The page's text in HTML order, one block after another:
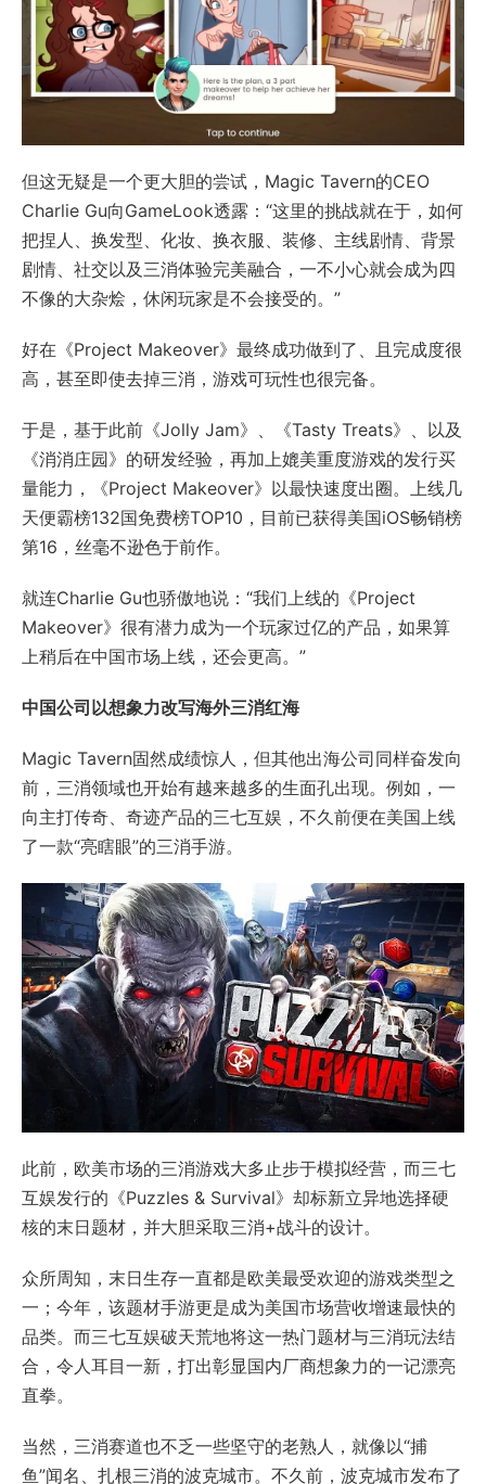
但这无疑是一个更大胆的尝试，Magic Tavern的CEO
Charlie Gu向GameLook透露：“这里的挑战就在于，如何
把捏人、换发型、化妆、换衣服、装修、主线剧情、背景
剧情、社交以及三消体验完美融合，一不小心就会成为四
不像的大杂烩，休闲玩家是不会接受的。”
好在《Project Makeover》最终成功做到了、且完成度很
高，甚至即使去掉三消，游戏可玩性也很完备。
于是，基于此前《Jolly Jam》、《Tasty Treats》、以及
《消消庄园》的研发经验，再加上媲美重度游戏的发行买
量能力，《Project Makeover》以最快速度出圈。上线几
天便霸榜132国免费榜TOP10，目前已获得美国iOS畅销榜
第16，丝毫不逊色于前作。
就连Charlie Gu也骄傲地说：“我们上线的《Project
Makeover》很有潜力成为一个玩家过亿的产品，如果算
上稍后在中国市场上线，还会更高。”
中国公司以想象力改写海外三消红海
Magic Tavern固然成绩惊人，但其他出海公司同样奋发向
前，三消领域也开始有越来越多的生面孔出现。例如，一
向主打传奇、奇迹产品的三七互娱，不久前便在美国上线
了一款“亮瞎眼”的三消手游。
此前，欧美市场的三消游戏大多止步于模拟经营，而三七
互娱发行的《Puzzles & Survival》却标新立异地选择硬
核的末日题材，并大胆采取三消+战斗的设计。
众所周知，末日生存一直都是欧美最受欢迎的游戏类型之
一；今年，该题材手游更是成为美国市场营收增速最快的
品类。而三七互娱破天荒地将这一热门题材与三消玩法结
合，令人耳目一新，打出彰显国内厂商想象力的一记漂亮
直拳。
当然，三消赛道也不乏一些坚守的老熟人，就像以“捕
鱼”闻名、扎根三消的波克城市。不久前，波克城市发布了